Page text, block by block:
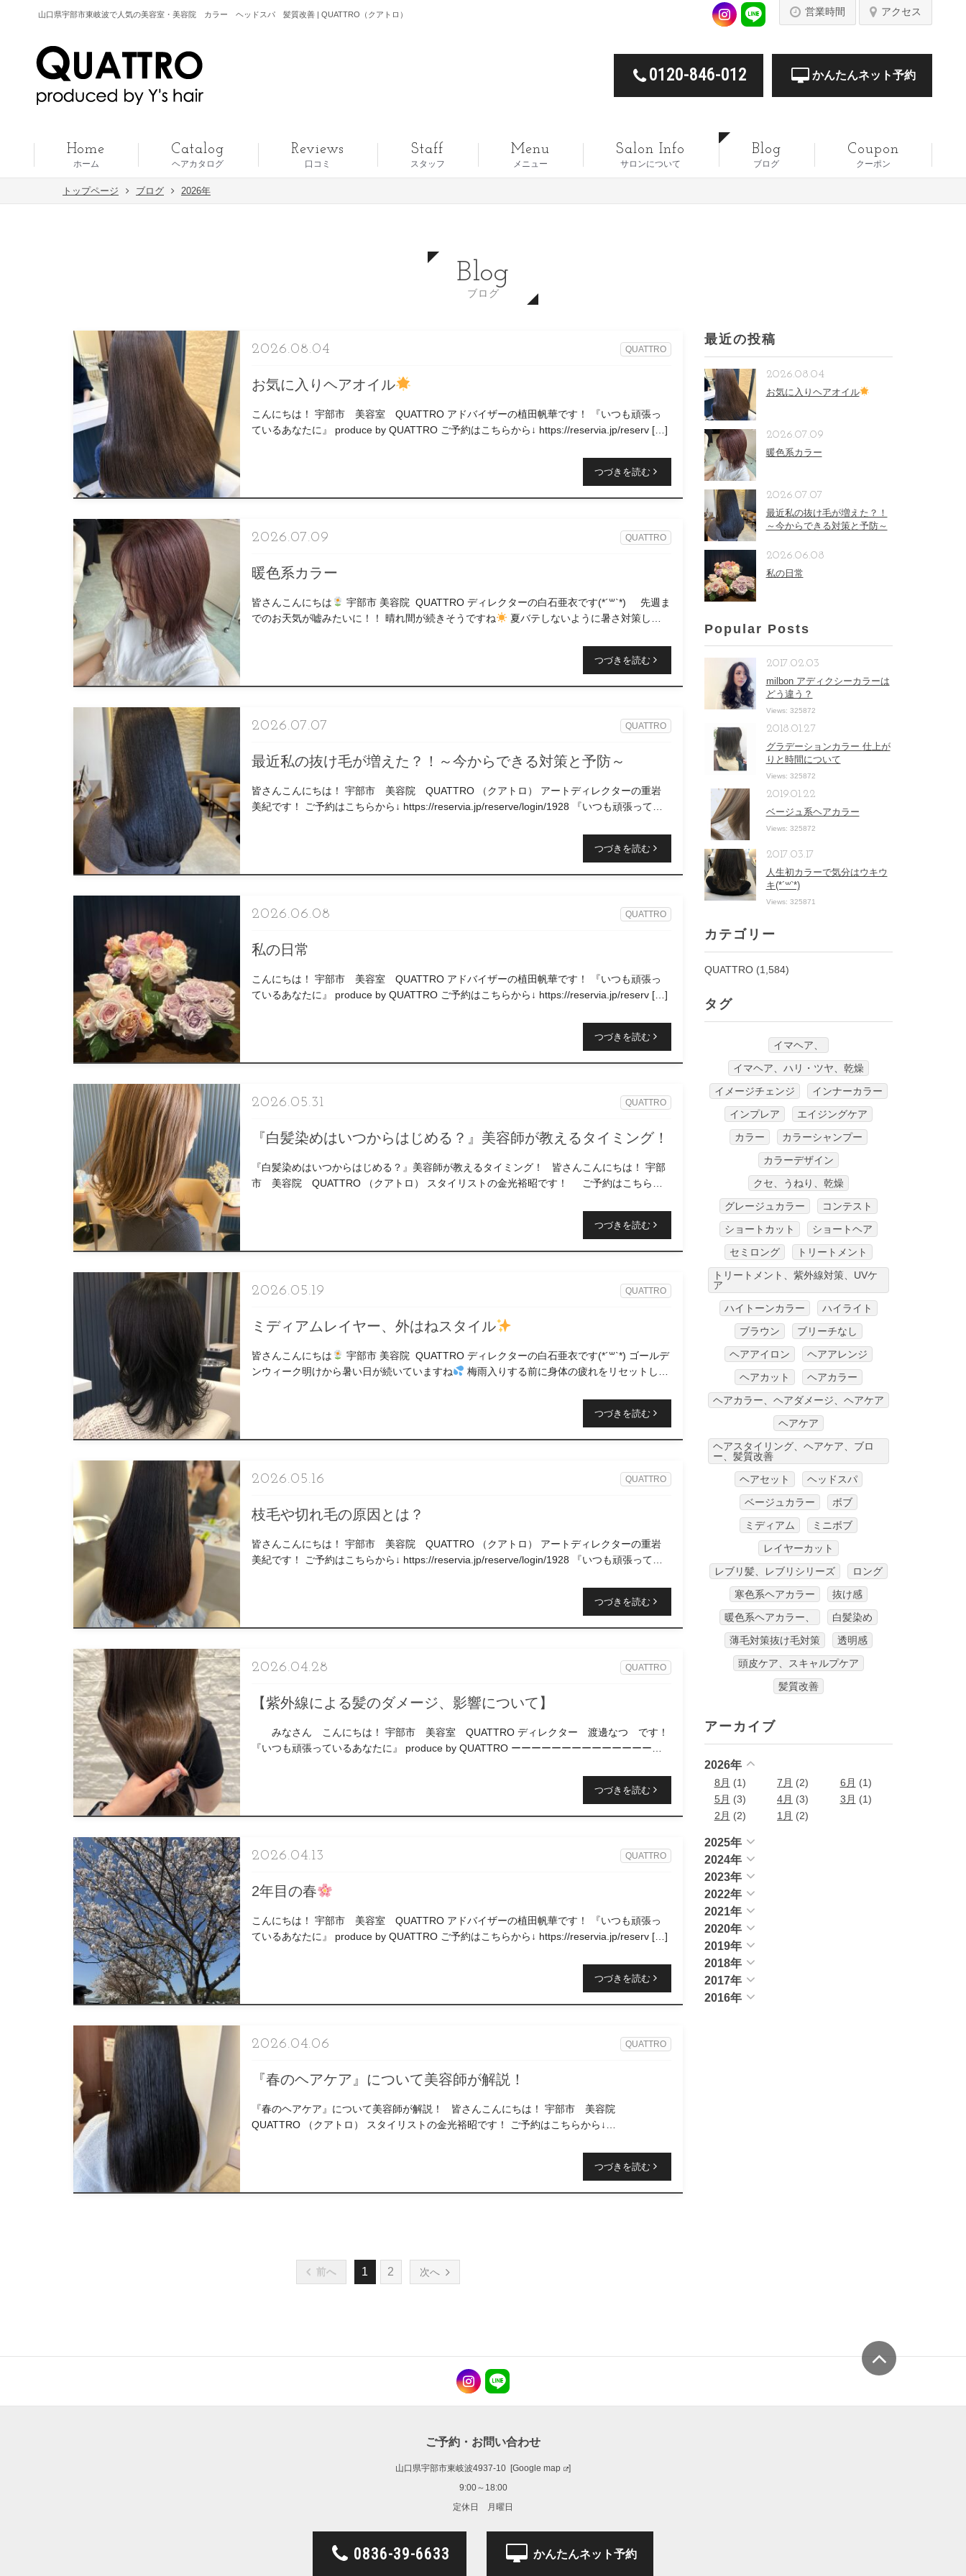
山口県宇部市東岐波で人気の美容室・美容院 カラー ヘッドスパ 髪質改善 | QUATTRO（クアトロ） 営業時間 アクセス
0120-846-012 かんたんネット予約
ホーム
Home
ヘアカタログ
Catalog
口コミ
Reviews
スタッフ
Staff
メニュー
Menu
サロンについて
Salon Info
ブログ
Blog
クーポン
Coupon
トップページ ブログ 2026年
Blog
ブログ
お気に入りヘアオイル
2026.08.04 QUATTRO
こんにちは！ 宇部市 美容室 QUATTRO アドバイザーの植田帆華です！ 『いつも頑張っ
ているあなたに』 produce by QUATTRO ご予約はこちらから↓ https://reservia.jp/reserv […]
つづきを読む
暖色系カラー
2026.07.09 QUATTRO
皆さんこんにちは
宇部市 美容院 QUATTRO ディレクターの白石亜衣です(*´꒳`*) 先週ま
でのお天気が嘘みたいに！！ 晴れ間が続きそうですね
夏バテしないように暑さ対策して
つづきを読む
最近私の抜け毛が増えた？！～今からできる対策と予防～
2026.07.07 QUATTRO
皆さんこんにちは！ 宇部市 美容院 QUATTRO （クアトロ） アートディレクターの重岩
美紀です！ ご予約はこちらから↓ https://reservia.jp/reserve/login/1928 『いつも頑張ってい
つづきを読む
私の日常
2026.06.08 QUATTRO
こんにちは！ 宇部市 美容室 QUATTRO アドバイザーの植田帆華です！ 『いつも頑張っ
ているあなたに』 produce by QUATTRO ご予約はこちらから↓ https://reservia.jp/reserv […]
つづきを読む
『白髪染めはいつからはじめる？』美容師が教えるタイミング！
2026.05.31 QUATTRO
『白髪染めはいつからはじめる？』美容師が教えるタイミング！ 皆さんこんにちは！ 宇部
市 美容院 QUATTRO （クアトロ） スタイリストの金光裕昭です！ ご予約はこちらか
つづきを読む
ミディアムレイヤー、外はねスタイル
2026.05.19 QUATTRO
皆さんこんにちは
宇部市 美容院 QUATTRO ディレクターの白石亜衣です(*´꒳`*) ゴールデ
ンウィーク明けから暑い日が続いていますね
梅雨入りする前に身体の疲れをリセットしま
つづきを読む
枝毛や切れ毛の原因とは？
2026.05.16 QUATTRO
皆さんこんにちは！ 宇部市 美容院 QUATTRO （クアトロ） アートディレクターの重岩
美紀です！ ご予約はこちらから↓ https://reservia.jp/reserve/login/1928 『いつも頑張ってい
つづきを読む
【紫外線による髪のダメージ、影響について】
2026.04.28 QUATTRO
みなさん こんにちは！ 宇部市 美容室 QUATTRO ディレクター 渡邊なつ です！
『いつも頑張っているあなたに』 produce by QUATTRO ーーーーーーーーーーーーーーー
つづきを読む
2年目の春
2026.04.13 QUATTRO
こんにちは！ 宇部市 美容室 QUATTRO アドバイザーの植田帆華です！ 『いつも頑張っ
ているあなたに』 produce by QUATTRO ご予約はこちらから↓ https://reservia.jp/reserv […]
つづきを読む
『春のヘアケア』について美容師が解説！
2026.04.06 QUATTRO
『春のヘアケア』について美容師が解説！ 皆さんこんにちは！ 宇部市 美容院
QUATTRO （クアトロ） スタイリストの金光裕昭です！ ご予約はこちらから↓
つづきを読む
前へ 1 2 次へ
最近の投稿
お気に入りヘアオイル
2026.08.04
暖色系カラー
2026.07.09
最近私の抜け毛が増えた？！
～今からできる対策と予防～
2026.07.07
私の日常
2026.06.08
Popular Posts
milbon アディクシーカラーは
どう違う？
2017.02.03
Views: 325872
グラデーションカラー 仕上が
りと時間について
2018.01.27
Views: 325872
ベージュ系ヘアカラー
2019.01.22
Views: 325872
人生初カラーで気分はウキウ
キ(*´꒳`*)
2017.03.17
Views: 325871
カテゴリー
QUATTRO(1,584)
タグ
イマヘア、
イマヘア、ハリ・ツヤ、乾燥
イメージチェンジ
インナーカラー
インプレア
エイジングケア
カラー
カラーシャンプー
カラーデザイン
クセ、うねり、乾燥
グレージュカラー
コンテスト
ショートカット
ショートヘア
セミロング
トリートメント
トリートメント、紫外線対策、UVケ
ア
ハイトーンカラー
ハイライト
ブラウン
ブリーチなし
ヘアアイロン
ヘアアレンジ
ヘアカット
ヘアカラー
ヘアカラー、ヘアダメージ、ヘアケア
ヘアケア
ヘアスタイリング、ヘアケア、ブロ
ー、髪質改善
ヘアセット
ヘッドスパ
ベージュカラー
ボブ
ミディアム
ミニボブ
レイヤーカット
レブリ髪、レブリシリーズ
ロング
寒色系ヘアカラー
抜け感
暖色系ヘアカラー、
白髪染め
薄毛対策抜け毛対策
透明感
頭皮ケア、スキャルプケア
髪質改善
アーカイブ
2026年
8月 (1) 7月 (2) 6月 (1)
5月 (3) 4月 (3) 3月 (1)
2月 (2) 1月 (2)
2025年
2024年
2023年
2022年
2021年
2020年
2019年
2018年
2017年
2016年
ご予約・お問い合わせ
山口県宇部市東岐波4937-10 [Google map
]
9:00～18:00
定休日 月曜日
0836-39-6633 かんたんネット予約